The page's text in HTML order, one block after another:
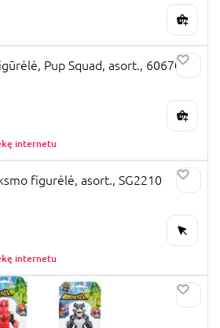
Pup Squad, asort., 6067087
internetu
figurėlė, asort., SG2210
internetu